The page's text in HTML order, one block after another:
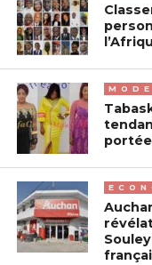
MODE